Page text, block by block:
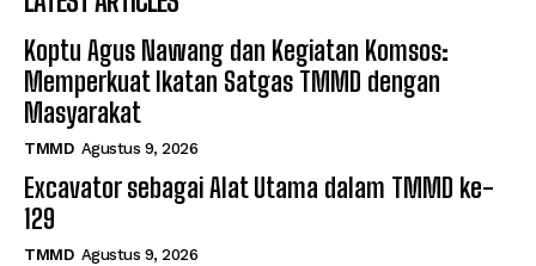
Koptu Agus Nawang dan Kegiatan Komsos:
Memperkuat Ikatan Satgas TMMD dengan
Masyarakat
TMMD Agustus 9, 2026
Excavator sebagai Alat Utama dalam TMMD ke-
129
TMMD Agustus 9, 2026